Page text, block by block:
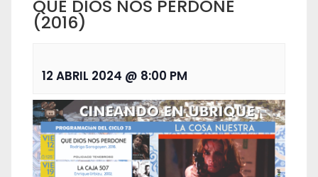
QUÉ DIOS NOS PERDONE
(2016)
12 ABRIL 2024 @ 8:00 PM